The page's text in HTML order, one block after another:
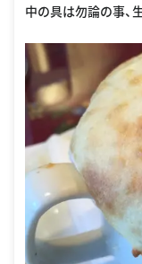
中の具は勿論の事、